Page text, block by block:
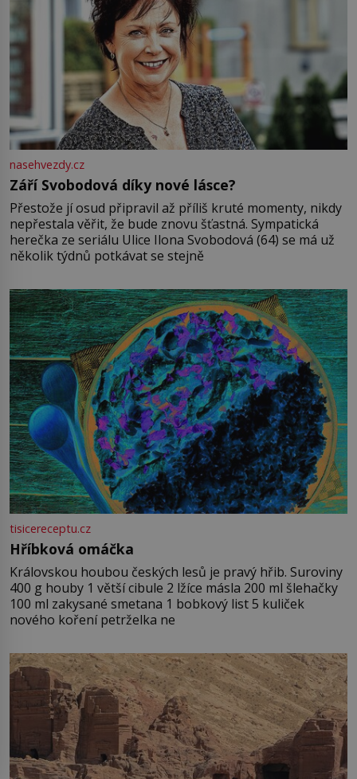
nasehvezdy.cz
Září Svobodová díky nové lásce?
Přestože jí osud připravil až příliš kruté momenty, nikdy
nepřestala věřit, že bude znovu šťastná. Sympatická
herečka ze seriálu Ulice Ilona Svobodová (64) se má už
několik týdnů potkávat se stejně
tisicereceptu.cz
Hříbková omáčka
Královskou houbou českých lesů je pravý hřib. Suroviny
400 g houby 1 větší cibule 2 lžíce másla 200 ml šlehačky
100 ml zakysané smetana 1 bobkový list 5 kuliček
nového koření petrželka ne